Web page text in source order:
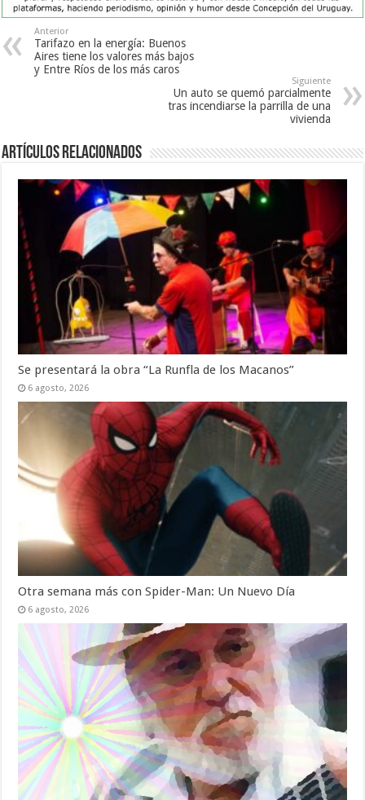
Anterior
Tarifazo en la energía: Buenos
Aires tiene los valores más bajos
y Entre Ríos de los más caros
Siguiente
Un auto se quemó parcialmente
tras incendiarse la parrilla de una
vivienda
Artículos Relacionados
Se presentará la obra “La Runfla de los Macanos”
6 agosto, 2026
Otra semana más con Spider-Man: Un Nuevo Día
6 agosto, 2026